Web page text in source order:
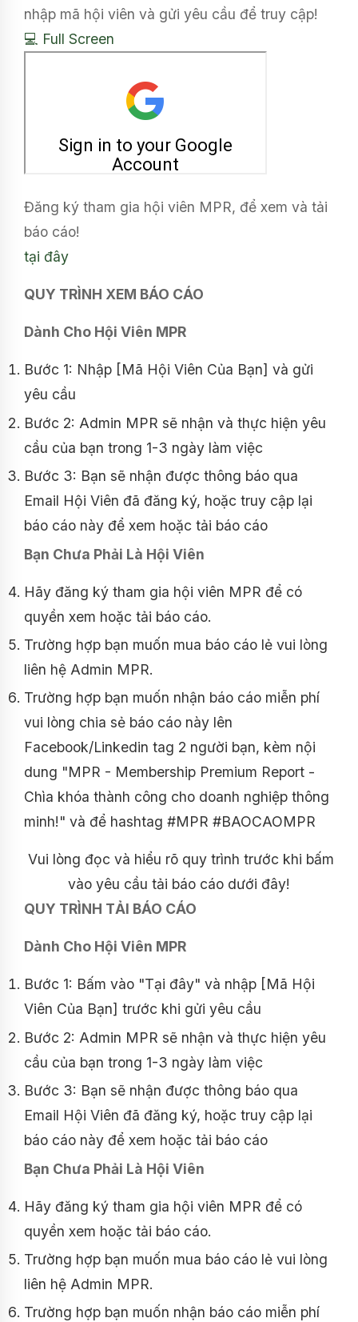
nhập mã hội viên và gửi yêu cầu để truy cập!
💻 Full Screen
Đăng ký tham gia hội viên MPR, để xem và tải
báo cáo!
tại đây
QUY TRÌNH XEM BÁO CÁO
Dành Cho Hội Viên MPR
Bước 1: Nhập [Mã Hội Viên Của Bạn] và gửi
yêu cầu
Bước 2: Admin MPR sẽ nhận và thực hiện yêu
cầu của bạn trong 1-3 ngày làm việc
Bước 3: Bạn sẽ nhận được thông báo qua
Email Hội Viên đã đăng ký, hoặc truy cập lại
báo cáo này để xem hoặc tải báo cáo
Bạn Chưa Phải Là Hội Viên
Hãy đăng ký tham gia hội viên MPR để có
quyền xem hoặc tải báo cáo.
Trường hợp bạn muốn mua báo cáo lẻ vui lòng
liên hệ Admin MPR.
Trường hợp bạn muốn nhận báo cáo miễn phí
vui lòng chia sẻ báo cáo này lên
Facebook/Linkedin tag 2 người bạn, kèm nội
dung "MPR - Membership Premium Report -
Chìa khóa thành công cho doanh nghiệp thông
minh!" và để hashtag #MPR #BAOCAOMPR
Vui lòng đọc và hiểu rõ quy trình trước khi bấm
vào yêu cầu tải báo cáo dưới đây!
QUY TRÌNH TẢI BÁO CÁO
Dành Cho Hội Viên MPR
Bước 1: Bấm vào "Tại đây" và nhập [Mã Hội
Viên Của Bạn] trước khi gửi yêu cầu
Bước 2: Admin MPR sẽ nhận và thực hiện yêu
cầu của bạn trong 1-3 ngày làm việc
Bước 3: Bạn sẽ nhận được thông báo qua
Email Hội Viên đã đăng ký, hoặc truy cập lại
báo cáo này để xem hoặc tải báo cáo
Bạn Chưa Phải Là Hội Viên
Hãy đăng ký tham gia hội viên MPR để có
quyền xem hoặc tải báo cáo.
Trường hợp bạn muốn mua báo cáo lẻ vui lòng
liên hệ Admin MPR.
Trường hợp bạn muốn nhận báo cáo miễn phí